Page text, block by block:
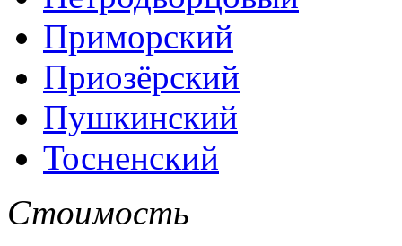
Приморский
Приозёрский
Пушкинский
Тосненский
Стоимость